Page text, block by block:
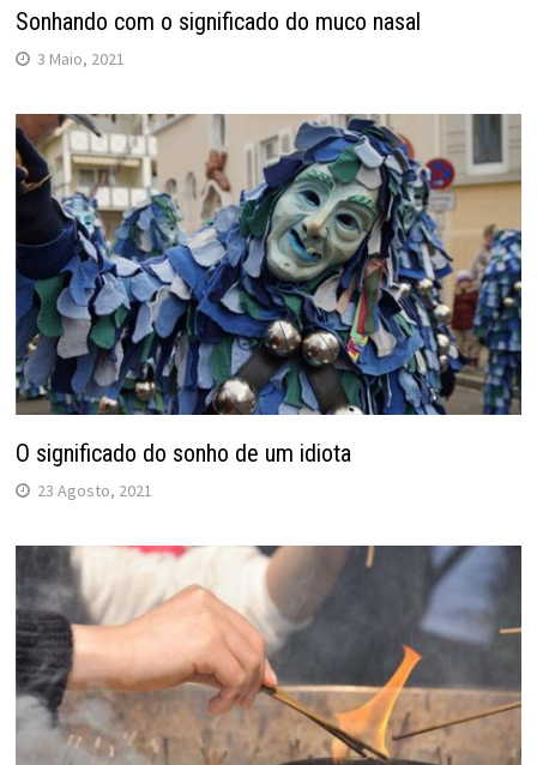
Sonhando com o significado do muco nasal
3 Maio, 2021
O significado do sonho de um idiota
23 Agosto, 2021